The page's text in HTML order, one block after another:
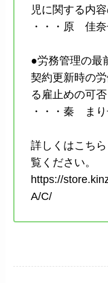
児に関する内
・・・原 佳奈
●労務管理の最
契約更新時の
る雇止めの可否
・・・秦 まり
詳しくはこち
覧ください。
https://
A/C/